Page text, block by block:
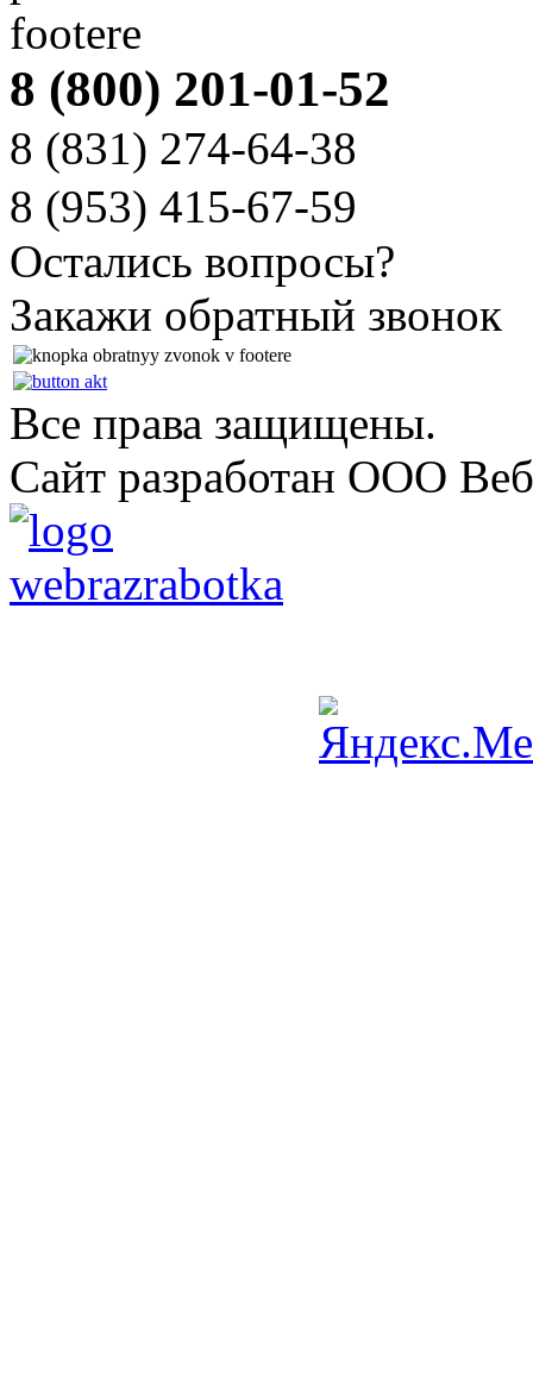
8 (800) 201-01-52
8 (831) 274-64-38
8 (953) 415-67-59
Остались вопросы?
Закажи обратный звонок
Все права защищены.
Сайт разработан ООО